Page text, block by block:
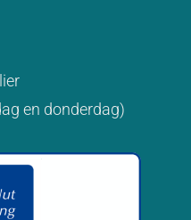
en donderdag)